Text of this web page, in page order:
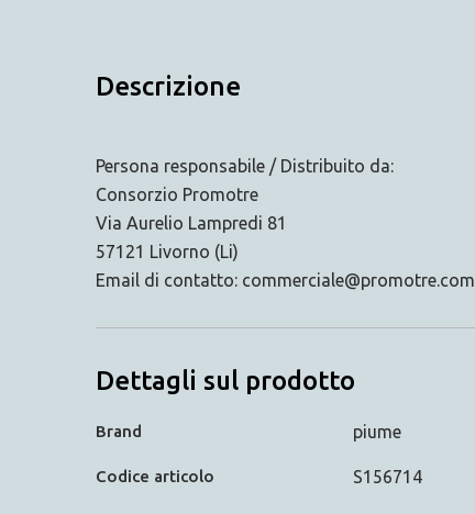
Descrizione
Persona responsabile / Distribuito da:
Consorzio Promotre
Via Aurelio Lampredi 81
57121 Livorno (Li)
Email di contatto: commerciale@promotre.com
Dettagli sul prodotto
Brand piume
Codice articolo S156714